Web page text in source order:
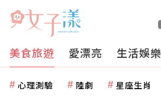
美食旅遊 愛漂亮 生活娛樂
心理測驗 陸劇 星座生肖